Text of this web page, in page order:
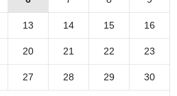
13 14 15 16
20 21 22 23
27 28 29 30